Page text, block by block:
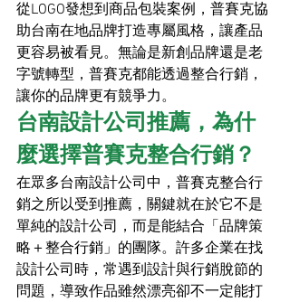
從LOGO發想到商品包裝案例，普賽克協
助台南在地品牌打造專屬風格，讓產品
更容易被看見。無論是新創品牌還是老
字號轉型，普賽克都能透過整合行銷，
讓你的品牌更有競爭力。
台南設計公司推薦，為什
麼選擇普賽克整合行銷？
在眾多台南設計公司中，普賽克整合行
銷之所以受到推薦，關鍵就在於它不是
單純的設計公司，而是能結合「品牌策
略＋整合行銷」的團隊。許多企業在找
設計公司時，常遇到設計與行銷脫節的
問題，導致作品雖然漂亮卻不一定能打